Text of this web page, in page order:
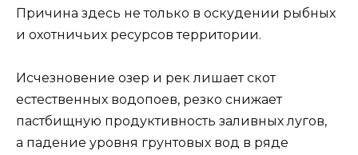
Причина здесь не только в оскудении рыбных
и охотничьих ресурсов территории.
Исчезновение озер и рек лишает скот
естественных водопоев, резко снижает
пастбищную продуктивность заливных лугов,
а падение уровня грунтовых вод в ряде